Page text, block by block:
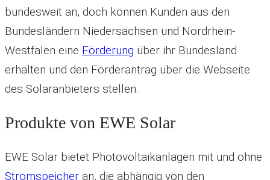
bundesweit an, doch können Kunden aus den
Bundesländern Niedersachsen und Nordrhein-
Westfalen eine Förderung über ihr Bundesland
erhalten und den Förderantrag über die Webseite
des Solaranbieters stellen.
Produkte von EWE Solar
EWE Solar bietet Photovoltaikanlagen mit und ohne
Stromspeicher an, die abhängig von den